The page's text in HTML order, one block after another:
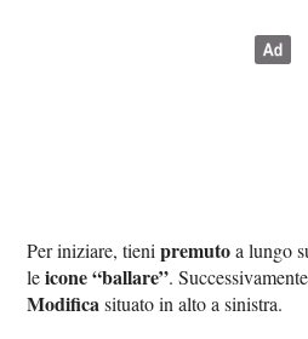
Per iniziare, tienipremutoa lungo
leicone “ballare”.
Modificasituato in alto a sinistra.